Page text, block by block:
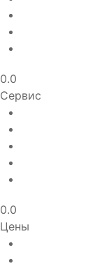
0.0
Сервис
0.0
Цены